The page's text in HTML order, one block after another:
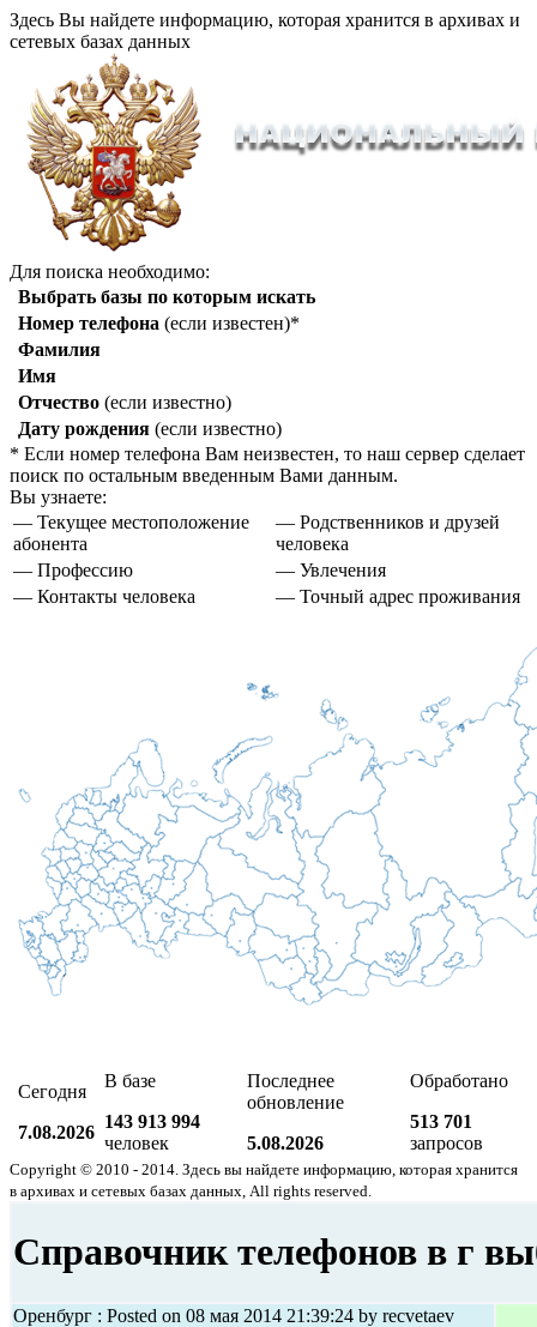
Здесь Вы найдете информацию, которая хранится в архивах и
сетевых базах данных
Для поиска необходимо:
Выбрать базы по которым искать
Номер телефона (если известен)*
Фамилия
Имя
Отчество (если известно)
Дату рождения (если известно)
* Если номер телефона Вам неизвестен, то наш сервер сделает
поиск по остальным введенным Вами данным.
Вы узнаете:
— Текущее местоположение
абонента
— Родственников и друзей
человека
— Профессию
— Увлечения
— Контакты человека
— Точный адрес проживания
Сегодня
7.08.2026
В базе
143 913 994
человек
Последнее
обновление
5.08.2026
Обработано
513 701
запросов
Copyright © 2010 - 2014. Здесь вы найдете информацию, которая хранится
в архивах и сетевых базах данных, All rights reserved.
Справочник телефонов в г
Оренбург : Posted on 08 мая 2014 21:39:24 by recvetaev